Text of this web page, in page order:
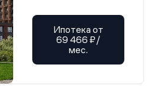
Ипотека от
69 466 ₽/
мес.